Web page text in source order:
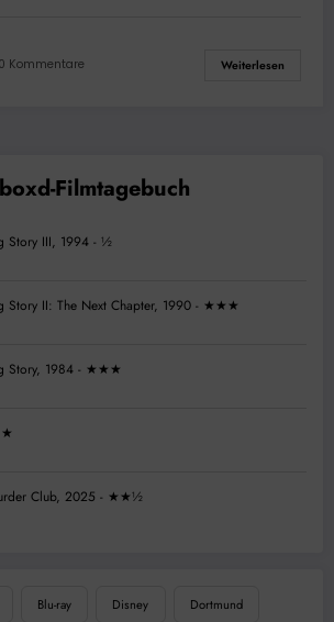
0 Kommentare Weiterlesen
Story III, 1994 - ½
Story II: The Next Chapter, 1990 - ★★★
Story, 1984 - ★★★
★
Club, 2025 - ★★½
Blu-ray Disney Dortmund